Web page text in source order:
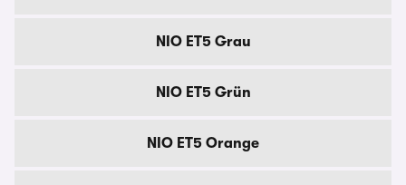
NIO ET5 Grau
NIO ET5 Grün
NIO ET5 Orange